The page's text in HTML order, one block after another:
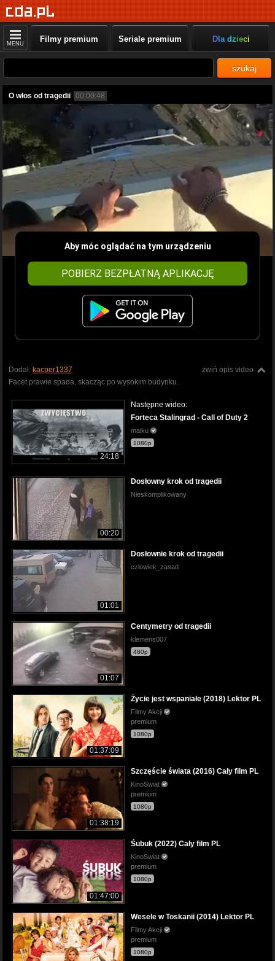
MENU Filmy premium Seriale premium Dla dzieci
szukaj
O włos od tragedii 00:00:48
Aby móc oglądać na tym urządzeniu
POBIERZ BEZPŁATNĄ APLIKACJĘ
zwiń opis video
Dodał: kacper1337
Facet prawie spada, skacząc po wysokim budynku.
24:18
Następne wideo:
Forteca Stalingrad - Call of Duty 2
maiku
1080p
00:20
Dosłowny krok od tragedii
Nieskomplikowany
01:01
Dosłownie krok od tragedii
czlowiek_zasad
01:07
Centymetry od tragedii
klemens007
480p
01:37:09
Życie jest wspaniałe (2018) Lektor PL
Filmy Akcji
premium
1080p
01:38:19
Szczęście świata (2016) Cały film PL
KinoSwiat
premium
1080p
01:47:00
Śubuk (2022) Cały film PL
KinoSwiat
premium
1080p
Wesele w Toskanii (2014) Lektor PL
Filmy Akcji
premium
1080p